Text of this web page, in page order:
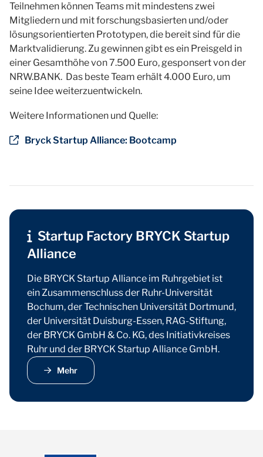
Teilnehmen können Teams mit mindestens zwei
Mitgliedern und mit forschungsbasierten und/oder
lösungsorientierten Prototypen, die bereit sind für die
Marktvalidierung. Zu gewinnen gibt es ein Preisgeld in
einer Gesamthöhe von 7.500 Euro, gesponsert von der
NRW.BANK. Das beste Team erhält 4.000 Euro, um
seine Idee weiterzuentwickeln.
Weitere Informationen und Quelle:
Bryck Startup Alliance: Bootcamp
Startup Factory BRYCK Startup
Alliance
Die BRYCK Startup Alliance im Ruhrgebiet ist
ein Zusammenschluss der Ruhr-Universität
Bochum, der Technischen Universität Dortmund,
der Universität Duisburg-Essen, RAG-Stiftung,
der BRYCK GmbH & Co. KG, des Initiativkreises
Ruhr und der BRYCK Startup Alliance GmbH.
Mehr